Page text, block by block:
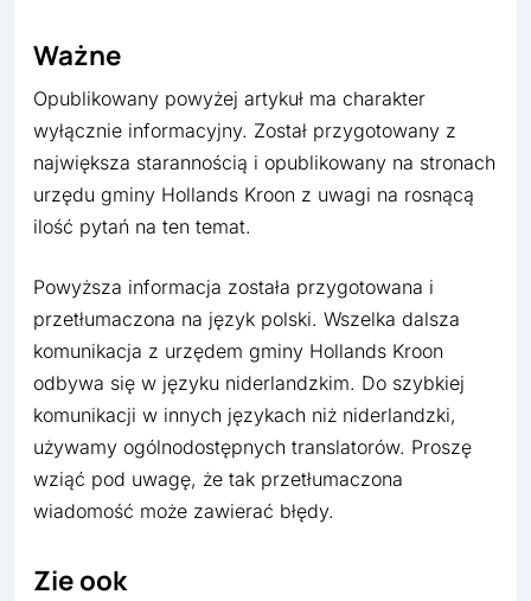
Ważne
Opublikowany powyżej artykuł ma charakter
wyłącznie informacyjny. Został przygotowany z
największa starannością i opublikowany na stronach
urzędu gminy Hollands Kroon z uwagi na rosnącą
ilość pytań na ten temat.
Powyższa informacja została przygotowana i
przetłumaczona na język polski. Wszelka dalsza
komunikacja z urzędem gminy Hollands Kroon
odbywa się w języku niderlandzkim. Do szybkiej
komunikacji w innych językach niż niderlandzki,
używamy ogólnodostępnych translatorów. Proszę
wziąć pod uwagę, że tak przetłumaczona
wiadomość może zawierać błędy.
Zie ook